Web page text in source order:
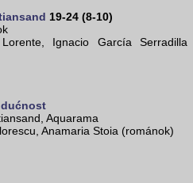
19-24 (8-10)
Ignacio García Serradilla
Aquarama
Anamaria Stoia (románok)